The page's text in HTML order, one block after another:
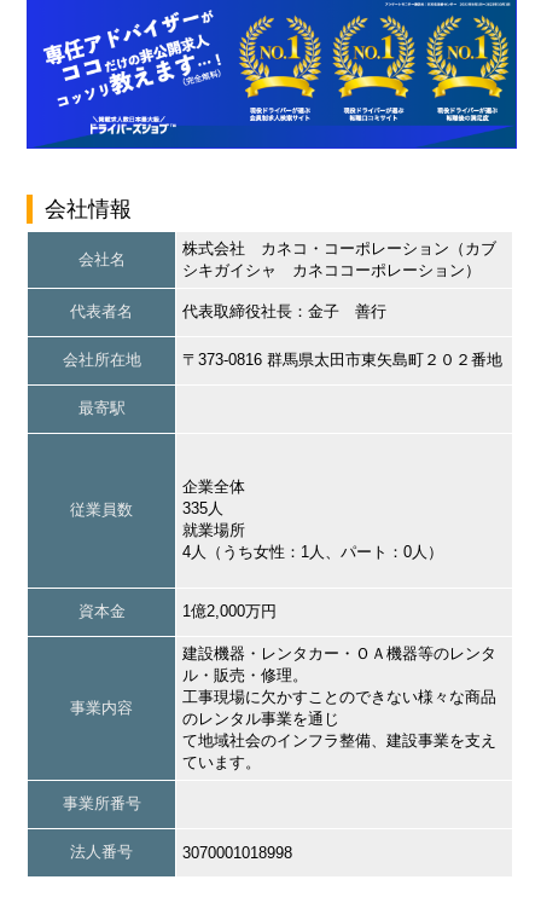
会社情報
会社名
株式会社 カネコ・コーポレーション（カブ
シキガイシャ カネココーポレーション）
代表者名 代表取締役社長：金子 善行
会社所在地 〒373-0816 群馬県太田市東矢島町２０２番地
最寄駅
従業員数
企業全体
335人
就業場所
4人（うち女性：1人、パート：0人）
資本金 1億2,000万円
事業内容
建設機器・レンタカー・ＯＡ機器等のレンタ
ル・販売・修理。
工事現場に欠かすことのできない様々な商品
のレンタル事業を通じ
て地域社会のインフラ整備、建設事業を支え
ています。
事業所番号
法人番号 3070001018998